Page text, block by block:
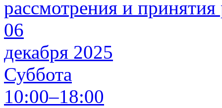
06
декабря 2025
Суббота
10:00–18:00